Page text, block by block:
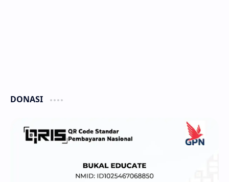
DONASI